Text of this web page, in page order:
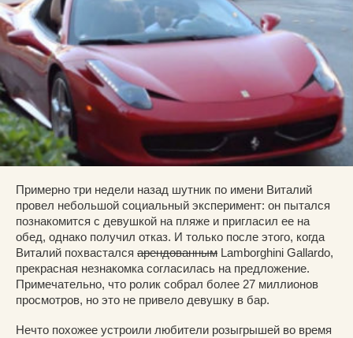
Примерно три недели назад шутник по имени Виталий
провел небольшой социальный эксперимент: он пытался
познакомится с девушкой на пляже и пригласил ее на
обед, однако получил отказ. И только после этого, когда
Виталий похвастался арендованным Lamborghini Gallardo,
прекрасная незнакомка согласилась на предложение.
Примечательно, что ролик собрал более 27 миллионов
просмотров, но это не привело девушку в бар.
Нечто похожее устроили любители розыгрышей во время